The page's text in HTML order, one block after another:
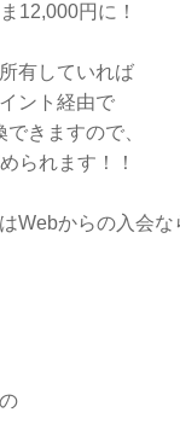
12,000円に！
有していれば
ント経由で
きますので、
られます！！
Webからの入会な